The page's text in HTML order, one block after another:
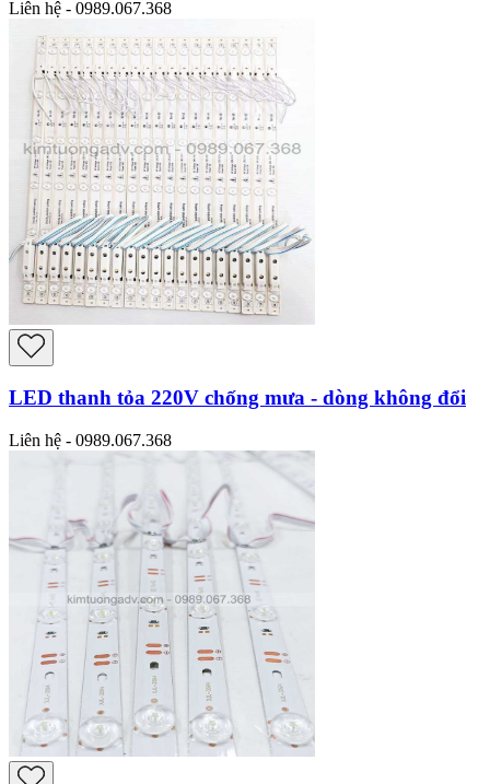
Liên hệ - 0989.067.368
LED thanh tỏa 220V chống mưa - dòng không đổi
Liên hệ - 0989.067.368